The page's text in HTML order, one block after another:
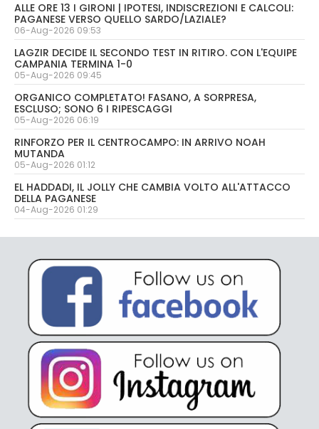
ALLE ORE 13 I GIRONI | IPOTESI, INDISCREZIONI E CALCOLI:
PAGANESE VERSO QUELLO SARDO/LAZIALE?
06-Aug-2026 09:53
LAGZIR DECIDE IL SECONDO TEST IN RITIRO. CON L'EQUIPE
CAMPANIA TERMINA 1-0
05-Aug-2026 09:45
ORGANICO COMPLETATO! FASANO, A SORPRESA,
ESCLUSO; SONO 6 I RIPESCAGGI
05-Aug-2026 06:19
RINFORZO PER IL CENTROCAMPO: IN ARRIVO NOAH
MUTANDA
05-Aug-2026 01:12
EL HADDADI, IL JOLLY CHE CAMBIA VOLTO ALL'ATTACCO
DELLA PAGANESE
04-Aug-2026 01:29